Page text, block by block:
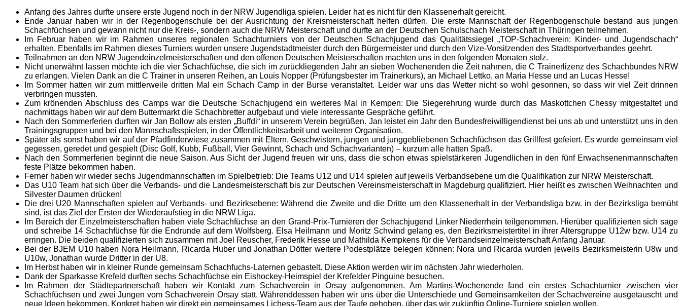
Anfang des Jahres durfte unsere erste Jugend noch in der NRW Jugendliga spielen. Leider hat es nicht für den Klassenerhalt gereicht.
Ende Januar haben wir in der Regenbogenschule bei der Ausrichtung der Kreismeisterschaft helfen dürfen. Die erste Mannschaft der Regenbogenschule bestand aus jungen
Schachfüchsen und gewann nicht nur die Kreis-, sondern auch die NRW Meisterschaft und durfte an der Deutschen Schulschach Meisterschaft in Thüringen teilnehmen.
Im Februar haben wir im Rahmen unseres regionalen Schachturniers von der Deutschen Schachjugend das Qualitätssiegel „TOP-Schachverein: Kinder- und Jugendschach“
erhalten. Ebenfalls im Rahmen dieses Turniers wurden unsere Jugendstadtmeister durch den Bürgermeister und durch den Vize-Vorsitzenden des Stadtsportverbandes geehrt.
Teilnahmen an den NRW Jugendeinzelmeisterschaften und den offenen Deutschen Meisterschaften machten uns in den folgenden Monaten stolz.
Nicht unerwähnt lassen möchte ich die vier Schachfüchse, die sich im zurückliegenden Jahr an sieben Wochenenden die Zeit nahmen, die C Trainerlizenz des Schachbundes NRW
zu erlangen. Vielen Dank an die C Trainer in unseren Reihen, an Louis Nopper (Prüfungsbester im Trainerkurs), an Michael Lettko, an Maria Hesse und an Lucas Hesse!
Im Sommer hatten wir zum mittlerweile dritten Mal ein Schach Camp in der Burse veranstaltet. Leider war uns das Wetter nicht so wohl gesonnen, so dass wir viel Zeit drinnen
verbringen mussten.
Zum krönenden Abschluss des Camps war die Deutsche Schachjugend ein weiteres Mal in Kempen: Die Siegerehrung wurde durch das Maskottchen Chessy mitgestaltet und
nachmittags haben wir auf dem Buttermarkt die Schachbretter aufgebaut und viele interessante Gespräche geführt.
Nach den Sommerferien durften wir Jan Bollow als ersten „Buffdi“ in unserem Verein begrüßen. Jan leistet ein Jahr den Bundesfreiwilligendienst bei uns ab und unterstützt uns in den
Trainingsgruppen und bei den Mannschaftsspielen, in der Öffentlichkeitsarbeit und weiteren Organisation.
Später als sonst haben wir auf der Pfadfinderwiese zusammen mit Eltern, Geschwistern, jungen und junggebliebenen Schachfüchsen das Grillfest gefeiert. Es wurde gemeinsam viel
gegessen, geredet und gespielt (Disc Golf, Kubb, Fußball, Vier Gewinnt, Schach und Schachvarianten) – kurzum alle hatten Spaß.
Nach den Sommerferien beginnt die neue Saison. Aus Sicht der Jugend freuen wir uns, dass die schon etwas spielstärkeren Jugendlichen in den fünf Erwachsenenmannschaften
feste Plätze bekommen haben.
Ferner haben wir wieder sechs Jugendmannschaften im Spielbetrieb: Die Teams U12 und U14 spielen auf jeweils Verbandsebene um die Qualifikation zur NRW Meisterschaft.
Das U10 Team hat sich über die Verbands- und die Landesmeisterschaft bis zur Deutschen Vereinsmeisterschaft in Magdeburg qualifiziert. Hier heißt es zwischen Weihnachten und
Silvester Daumen drücken!
Die drei U20 Mannschaften spielen auf Verbands- und Bezirksebene: Während die Zweite und die Dritte um den Klassenerhalt in der Verbandsliga bzw. in der Bezirksliga bemüht
sind, ist das Ziel der Ersten der Wiederaufstieg in die NRW Liga.
Im Bereich der Einzelmeisterschaften haben viele Schachfüchse an den Grand-Prix-Turnieren der Schachjugend Linker Niederrhein teilgenommen. Hierüber qualifizierten sich sage
und schreibe 14 Schachfüchse für die Endrunde auf dem Wolfsberg. Elsa Heilmann und Moritz Schwind gelang es, den Bezirksmeistertitel in ihrer Altersgruppe U12w bzw. U14 zu
erringen. Die beiden qualifizierten sich zusammen mit Joel Reuscher, Frederik Hesse und Mathilda Kempkens für die Verbandseinzelmeisterschaft Anfang Januar.
Bei der BJEM U10 haben Nora Heilmann, Ricarda Huber und Jonathan Dötter weitere Podestplätze belegen können: Nora und Ricarda wurden jeweils Bezirksmeisterin U8w und
U10w, Jonathan wurde Dritter in der U8.
Im Herbst haben wir in kleiner Runde gemeinsam Schachfuchs-Laternen gebastelt. Diese Aktion werden wir im nächsten Jahr wiederholen.
Dank der Sparkasse Krefeld durften sechs Schachfüchse ein Eishockey-Heimspiel der Krefelder Pinguine besuchen.
Im Rahmen der Städtepartnerschaft haben wir Kontakt zum Schachverein in Orsay aufgenommen. Am Martins-Wochenende fand ein erstes Schachturnier zwischen vier
Schachfüchsen und zwei Jungen vom Schachverein Orsay statt. Währenddessen haben wir uns über die Unterschiede und Gemeinsamkeiten der Schachvereine ausgetauscht und
neue Ideen bekommen. Konkret haben wir direkt ein gemeinsames Lichess-Team aus der Taufe gehoben, über das wir zukünftig Online-Turniere spielen wollen.